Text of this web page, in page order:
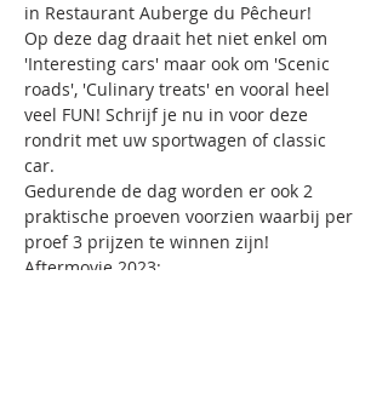
in Restaurant Auberge du Pêcheur!
Op deze dag draait het niet enkel om
'Interesting cars' maar ook om 'Scenic
roads', 'Culinary treats' en vooral heel
veel FUN! Schrijf je nu in voor deze
rondrit met uw sportwagen of classic
car.
Gedurende de dag worden er ook 2
praktische proeven voorzien waarbij per
proef 3 prijzen te winnen zijn!
Aftermovie 2023: